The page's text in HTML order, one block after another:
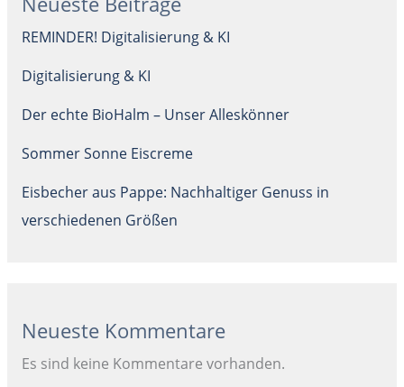
REMINDER! Digitalisierung & KI
Digitalisierung & KI
Der echte BioHalm – Unser Alleskönner
Sommer Sonne Eiscreme
Eisbecher aus Pappe: Nachhaltiger Genuss in
verschiedenen Größen
Neueste Kommentare
Es sind keine Kommentare vorhanden.